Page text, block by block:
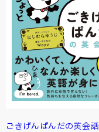
ごきげんぱんだの英会話